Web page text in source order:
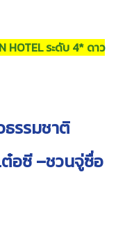
HOTEL ระดับ 4* ดาว
รรมชาติ
ต๋อซี –ชวนจู่ซื่อ